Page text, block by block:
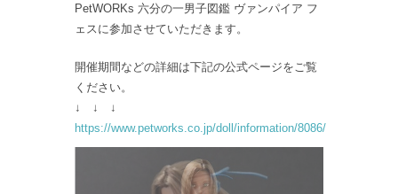
PetWORKs 六分の一男子図鑑 ヴァンパイア フ
ェスに参加させていただきます。
開催期間などの詳細は下記の公式ページをご覧
ください。
↓ ↓ ↓
https://www.petworks.co.jp/doll/information/8086/